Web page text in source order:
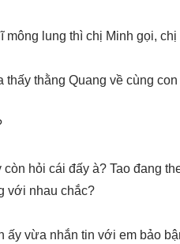
mông lung thì chị Minh gọi,
thấy thằng Quang về cùng
còn hỏi cái đấy à? Tao đang
với nhau chắc?
ấy vừa nhắn tin với em bảo